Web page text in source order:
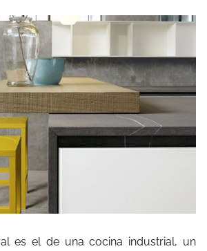
es el de una cocina industrial, un